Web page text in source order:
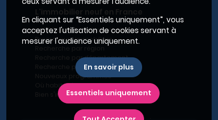
Le BRS dans la Métropole de Lyon
Promoteurs immobiliers
Recherche par département
Recherche par ville
Nouveaux programmes
Où habiter à Marseille ?
Bien s'installer
En cliquant sur “Essentiels uniquement”, vous
acceptez l'utilisation de cookies servant à
mesurer l'audience uniquement.
En savoir plus
Essentiels uniquement